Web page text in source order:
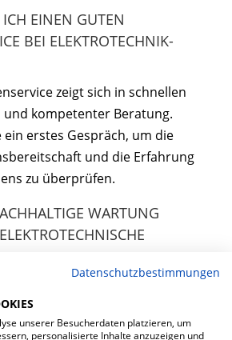
EINEN GUTEN
BEI ELEKTROTECHNIK-
zeigt sich in schnellen
und kompetenter Beratung.
ein erstes Gespräch, um die
und die Erfahrung
zu überprüfen.
WARTUNG
und langfristigen
Anlagen bei. Fragen Sie
Datenschutzbestimmungen
unserer Besucherdaten platzieren, um
personalisierte Inhalte anzuzeigen und